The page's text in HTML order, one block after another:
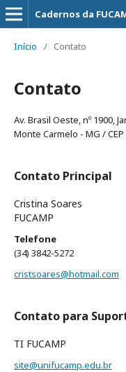
Cadernos da
Início / Contato
Contato
Av. Brasil Oeste, nº 1900,
Monte Carmelo - MG / CEP
Contato Principal
Cristina Soares
FUCAMP
Telefone
(34) 3842-5272
cristsoares@hotmail.com
Contato para
TI FUCAMP
site@unifucamp.edu.br